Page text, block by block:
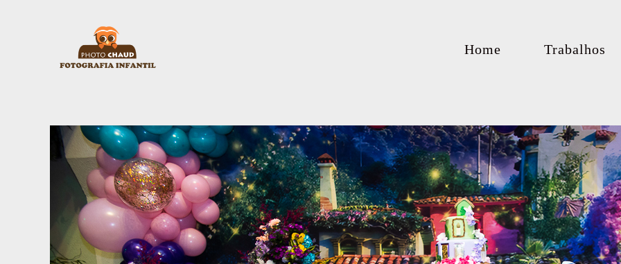
Home Trabalhos